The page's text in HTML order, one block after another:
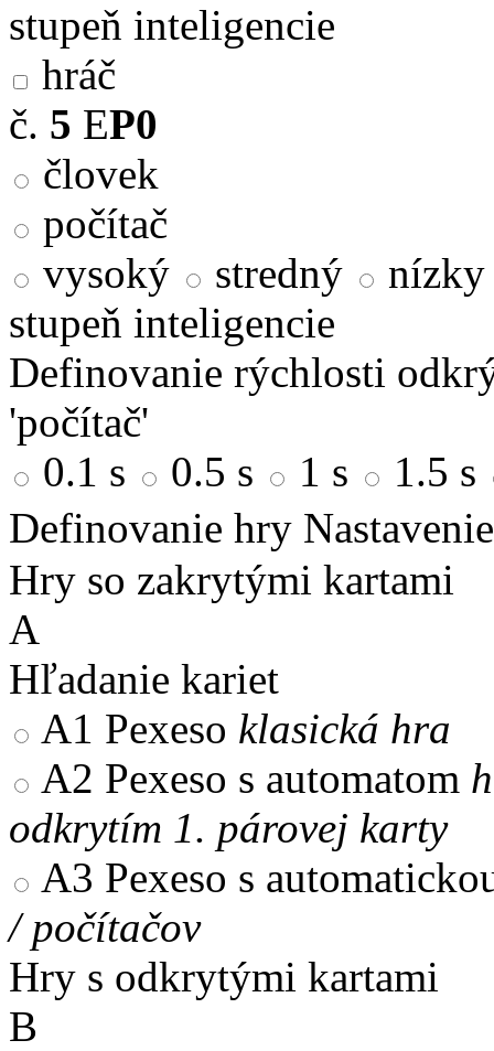
stupeň inteligencie
hráč
č. 5 EP0
človek
počítač
vysoký
stredný
nízky
stupeň inteligencie
Definovanie rýchlosti
'počítač'
0.1 s
0.5 s 1 s
1.5 s
Definovanie hry
Hry so zakrytými kartami
A
Hľadanie kariet
A1 Pexeso klasická hra
A2 Pexeso s automatom
odkrytím 1. párovej karty
A3 Pexeso s
/ počítačov
Hry s odkrytými kartami
B